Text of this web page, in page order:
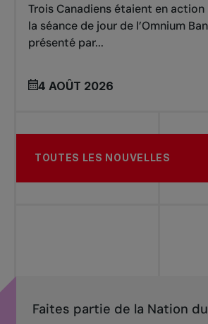
Trois Canadiens étaient en
la séance de jour de l’Omnium
présenté par...
4 AOÛT 2026
TOUTES LES NOUVELLES
Faites partie de la Nation